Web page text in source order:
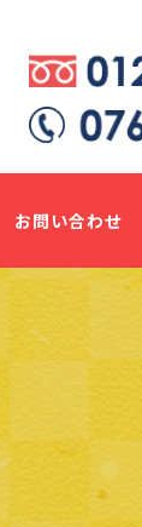
お問い合わせ